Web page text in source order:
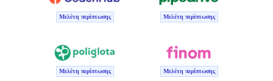
Μελέτη περίπτωσης Μελέτη περίπτωσης
Μελέτη περίπτωσης Μελέτη περίπτωσης